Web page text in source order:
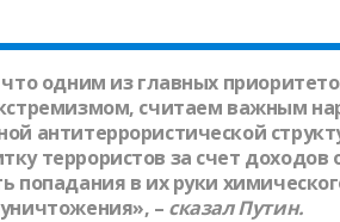
одним из главных
считаем важным
антитеррористической
террористов за счет доходов
попадания в их руки
– сказалПутин.